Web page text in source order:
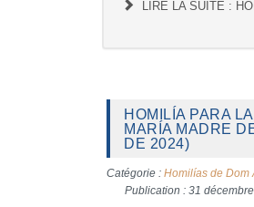
LIRE LA SUITE :
HOMILÍA PARA
MARÍA MADRE
DE 2024)
Catégorie : Homilías de Dom
Publication : 31